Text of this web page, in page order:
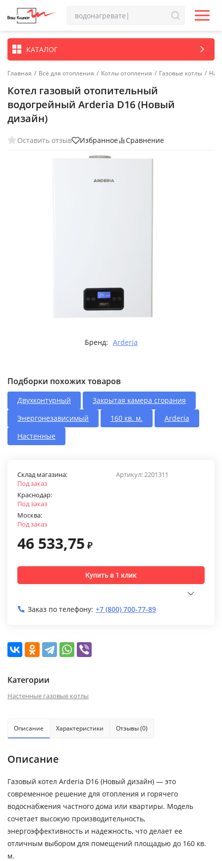
КАТАЛОГ
Главная / Всё для отопления / Котлы отопления / Газовые котлы /
Котел газовый отопительный
водогрейный Arderia D16 (Новый
дизайн)
Оставить отзыв Избранное Сравнение
Бренд: Arderia
Подборки похожих товаров
Двухконтурный
Закрытая камера сгорания
Энергонезависимый
160 кв. м.
Arderia
Настенные
Артикул:2201311
Склад магазина:
Под заказ
Краснодар:
Под заказ
Москва:
Под заказ
46 533,75 ₽
Купить в 1 клик
Заказ по телефону: +7 (800) 700-77-89
Категории
Настенные газовые котлы
Описание Характеристики Отзывы (0)
Описание
Газовый котел Arderia D16 (Новый дизайн) — это
современное решение для отопления и горячего
водоснабжения частного дома или квартиры. Модель
сочетает высокую производительность,
энергоэффективность и надежность, что делает ее
отличным выбором для помещений площадью до 160 кв.
м.